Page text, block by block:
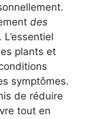
des
. L’essentiel
plants et
symptômes.
de réduire
tout en